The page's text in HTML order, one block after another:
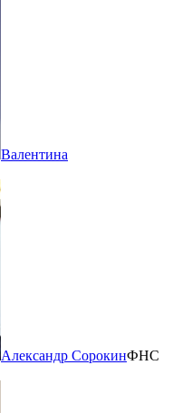
Валентина
Александр СорокинФНС